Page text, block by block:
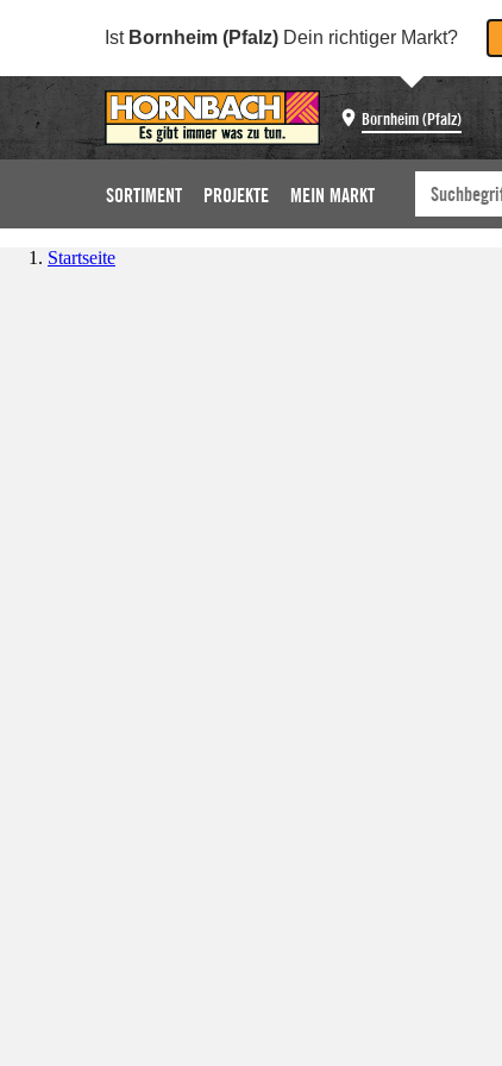
Ist Bornheim (Pfalz) Dein richtiger Markt?
Bornheim (Pfalz)
SORTIMENT PROJEKTE MEIN MARKT
Startseite